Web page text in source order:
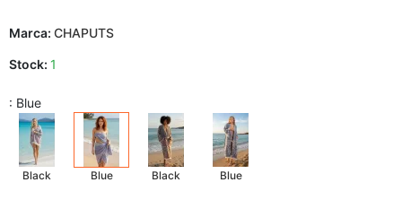
Marca: CHAPUTS
Stock: 1
: Blue
Black Blue Black Blue